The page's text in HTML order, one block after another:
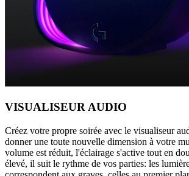
VISUALISEUR AUDIO
Créez votre propre soirée avec le visualiseur
donner une toute nouvelle dimension à votre
volume est réduit, l'éclairage s'active tout en
élevé, il suit le rythme de vos parties: les